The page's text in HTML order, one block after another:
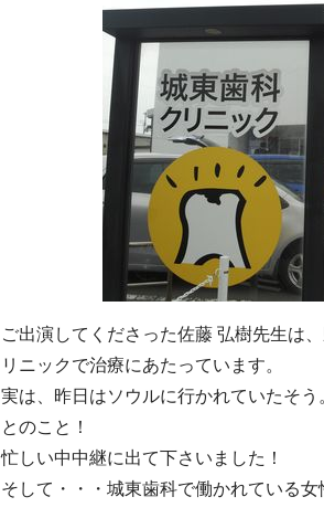
a
ご出演してくださった佐藤 弘樹先生は
リニックで治療にあたっています。
実は、昨日はソウルに行かれていたそ
とのこと！
忙しい中中継に出て下さいました！
そして・・・城東歯科で働かれている